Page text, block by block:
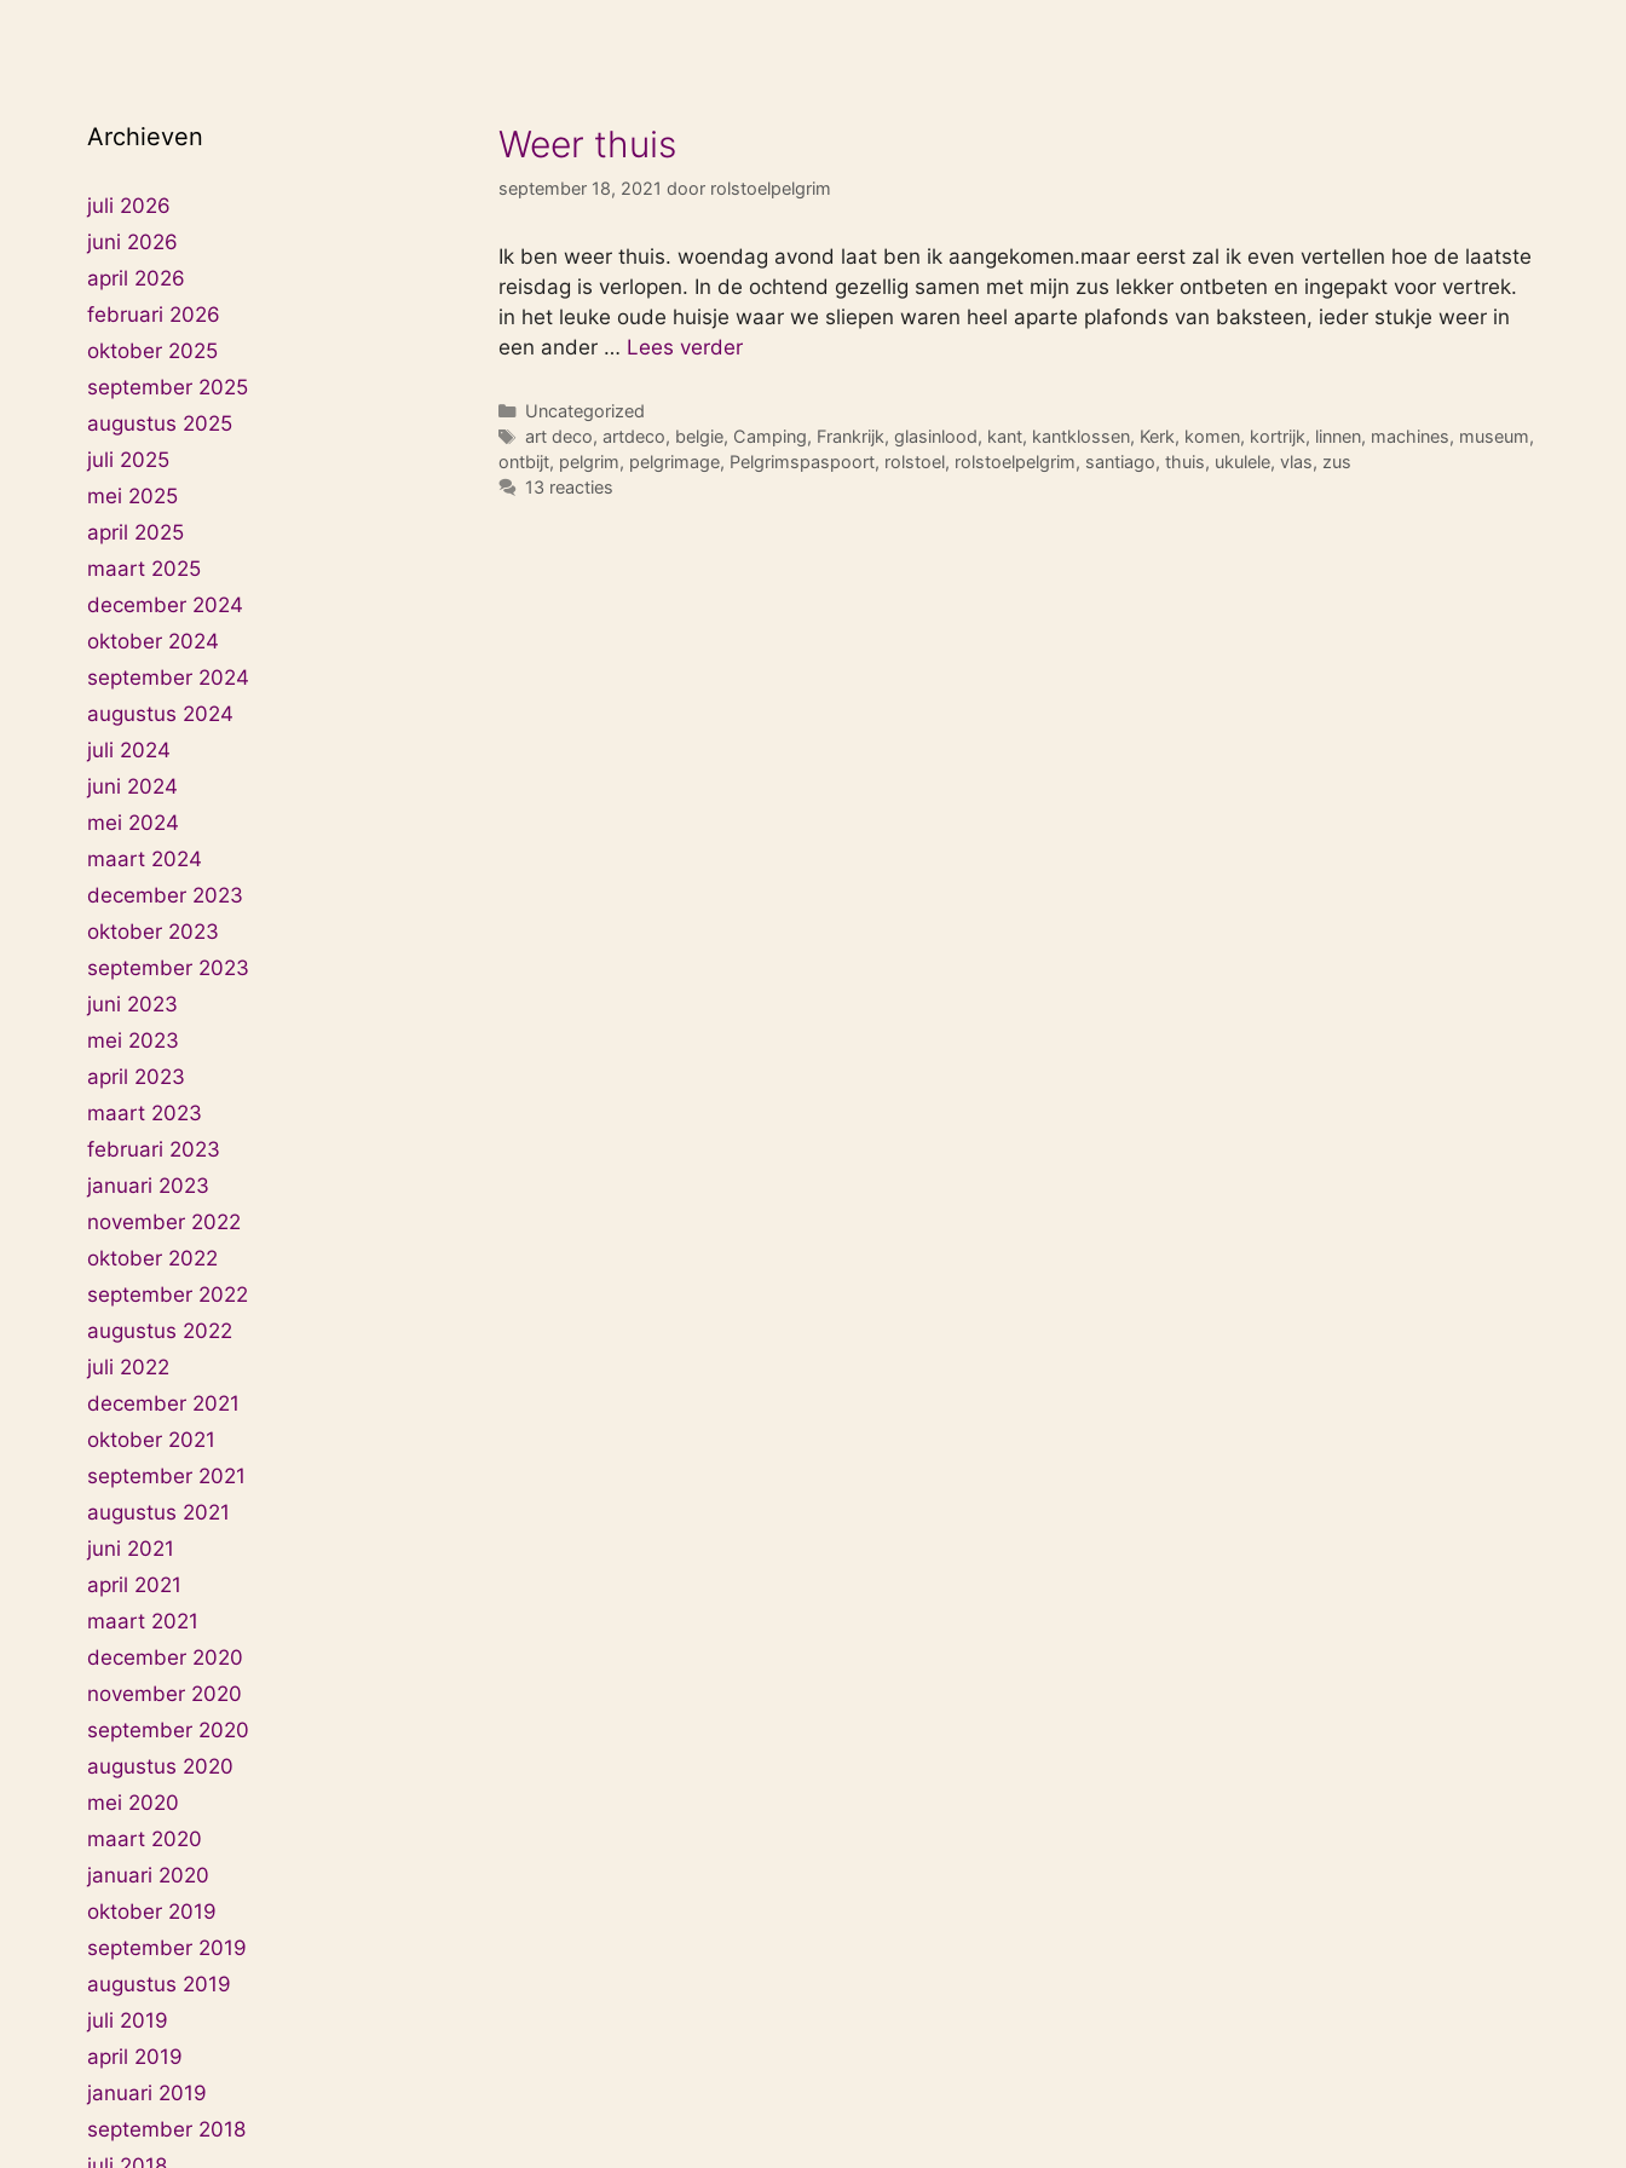
Weer thuis
september 18, 2021 door rolstoelpelgrim
Ik ben weer thuis. woendag avond laat ben ik aangekomen.maar eerst zal ik even vertellen hoe de laatste
reisdag is verlopen. In de ochtend gezellig samen met mijn zus lekker ontbeten en ingepakt voor vertrek.
in het leuke oude huisje waar we sliepen waren heel aparte plafonds van baksteen, ieder stukje weer in
een ander … Lees verder
Categorieën
Uncategorized
Tags
art deco, artdeco, belgie, Camping, Frankrijk, glasinlood, kant, kantklossen, Kerk, komen, kortrijk, linnen, machines, museum,
ontbijt, pelgrim, pelgrimage, Pelgrimspaspoort, rolstoel, rolstoelpelgrim, santiago, thuis, ukulele, vlas, zus
13 reacties
Archieven
juli 2026
juni 2026
april 2026
februari 2026
oktober 2025
september 2025
augustus 2025
juli 2025
mei 2025
april 2025
maart 2025
december 2024
oktober 2024
september 2024
augustus 2024
juli 2024
juni 2024
mei 2024
maart 2024
december 2023
oktober 2023
september 2023
juni 2023
mei 2023
april 2023
maart 2023
februari 2023
januari 2023
november 2022
oktober 2022
september 2022
augustus 2022
juli 2022
december 2021
oktober 2021
september 2021
augustus 2021
juni 2021
april 2021
maart 2021
december 2020
november 2020
september 2020
augustus 2020
mei 2020
maart 2020
januari 2020
oktober 2019
september 2019
augustus 2019
juli 2019
april 2019
januari 2019
september 2018